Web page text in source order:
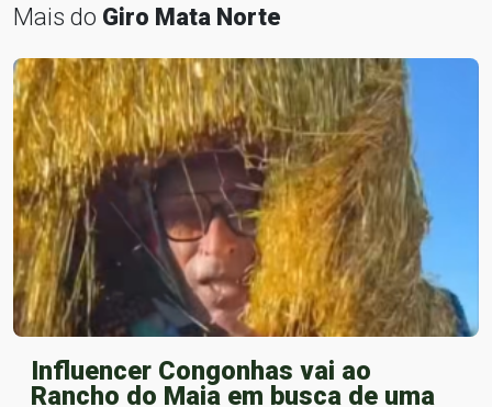
Mais do Giro Mata Norte
Influencer Congonhas vai ao
Rancho do Maia em busca de uma